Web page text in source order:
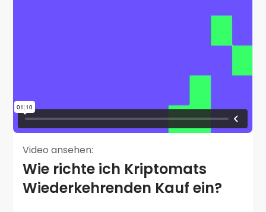
Video ansehen:
Wie richte ich Kriptomats
Wiederkehrenden Kauf ein?